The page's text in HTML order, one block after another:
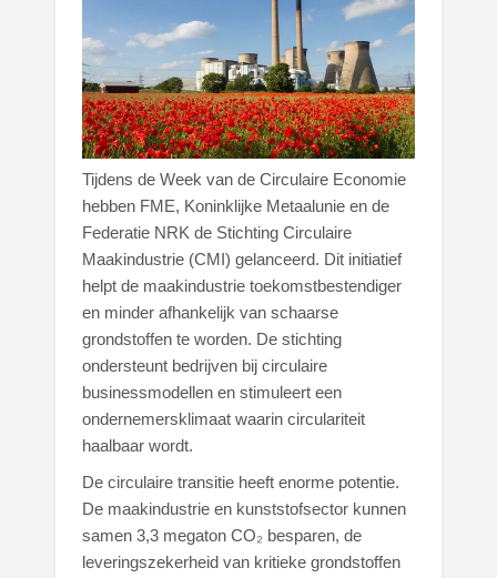
Tijdens de Week van de Circulaire Economie
hebben FME, Koninklijke Metaalunie en de
Federatie NRK de Stichting Circulaire
Maakindustrie (CMI) gelanceerd. Dit initiatief
helpt de maakindustrie toekomstbestendiger
en minder afhankelijk van schaarse
grondstoffen te worden. De stichting
ondersteunt bedrijven bij circulaire
businessmodellen en stimuleert een
ondernemersklimaat waarin circulariteit
haalbaar wordt.
De circulaire transitie heeft enorme potentie.
De maakindustrie en kunststofsector kunnen
samen 3,3 megaton CO₂ besparen, de
leveringszekerheid van kritieke grondstoffen